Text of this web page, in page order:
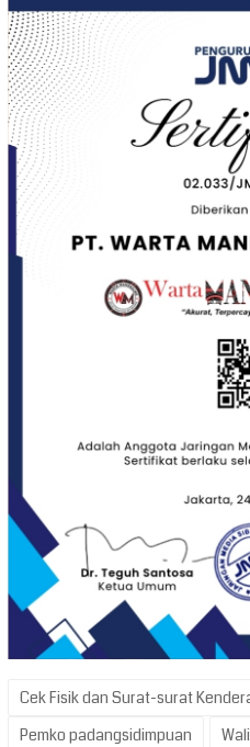
Cek Fisik dan Surat-surat
Pemko padangsidimpuan